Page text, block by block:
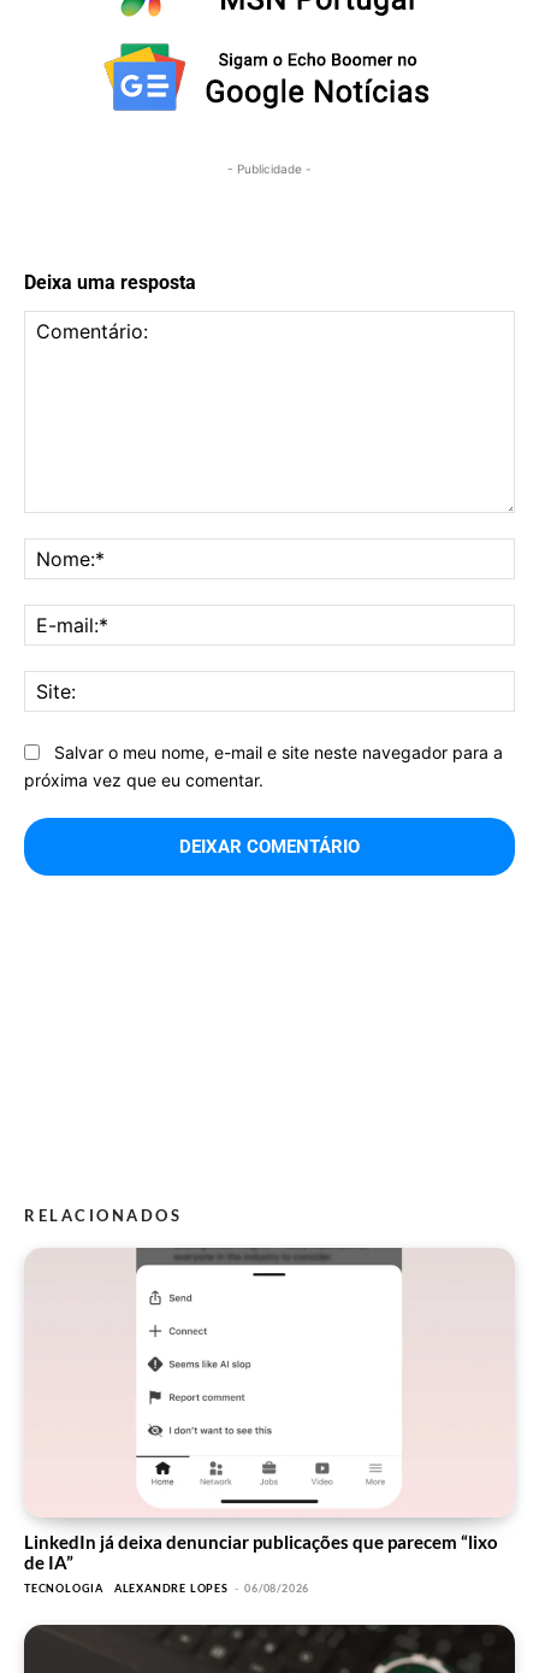
- Publicidade -
Deixa uma resposta
Salvar o meu nome, e-mail e site neste navegador para a
próxima vez que eu comentar.
RELACIONADOS
LinkedIn já deixa denunciar publicações que parecem “lixo
de IA”
TECNOLOGIA ALEXANDRE LOPES - 06/08/2026